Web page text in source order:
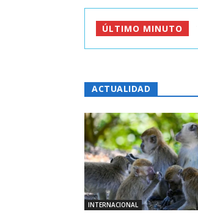
ÚLTIMO MINUTO
ACTUALIDAD
INTERNACIONAL